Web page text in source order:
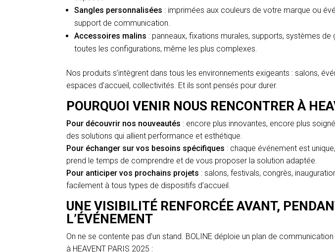
Sangles personnalisées : imprimées aux couleurs de votre marque ou
support de communication.
Accessoires malins : panneaux, fixations murales, supports, systèmes de
toutes les configurations, même les plus complexes.
Nos produits s’intègrent dans tous les environnements exigeants : salons,
espaces d’accueil, collectivités. Et ils sont pensés pour durer.
POURQUOI VENIR NOUS RENCONTRER À
Pour découvrir nos nouveautés : encore plus innovantes, encore plus
des solutions qui allient performance et esthétique.
Pour échanger sur vos besoins spécifiques : chaque événement est
prend le temps de comprendre et de vous proposer la solution adaptée.
Pour anticiper vos prochains projets : salons, festivals, congrès,
facilement à tous types de dispositifs d’accueil.
UNE VISIBILITÉ RENFORCÉE AVANT,
L’ÉVÉNEMENT
On ne se contente pas d’un stand. BOLINE déploie un plan de
à HEAVENT PARIS 2025 :